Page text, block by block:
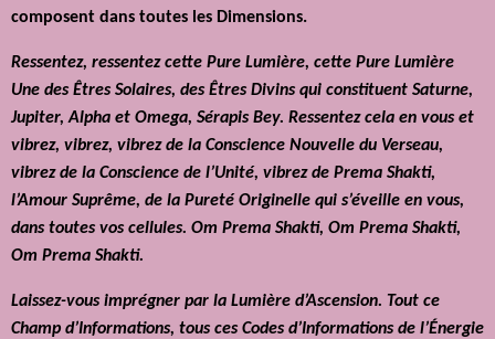
composent dans toutes les Dimensions.
Ressentez, ressentez cette Pure Lumière, cette Pure Lumière
Une des Êtres Solaires, des Êtres Divins qui constituent Saturne,
Jupiter, Alpha et Omega, Sérapis Bey. Ressentez cela en vous et
vibrez, vibrez, vibrez de la Conscience Nouvelle du Verseau,
vibrez de la Conscience de l’Unité, vibrez de Prema Shakti,
l’Amour Suprême, de la Pureté Originelle qui s’éveille en vous,
dans toutes vos cellules. Om Prema Shakti, Om Prema Shakti,
Om Prema Shakti.
Laissez-vous imprégner par la Lumière d’Ascension. Tout ce
Champ d’Informations, tous ces Codes d’Informations de l’Énergie